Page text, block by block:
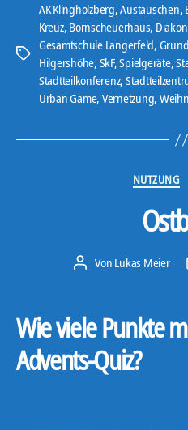
Schlagwörter
AK Klingholzberg,Austauschen,
Kreuz, Bornscheuerhaus,
Gesamtschule Langerfeld,
Hilgershöhe, SkF,Spielgeräte,
Stadtteilkonferenz,
Urban Game, Vernetzung,
NUTZUNG
Beitragsautor
Von Lukas Meier
Wie viele Punkte
Advents-Quiz?